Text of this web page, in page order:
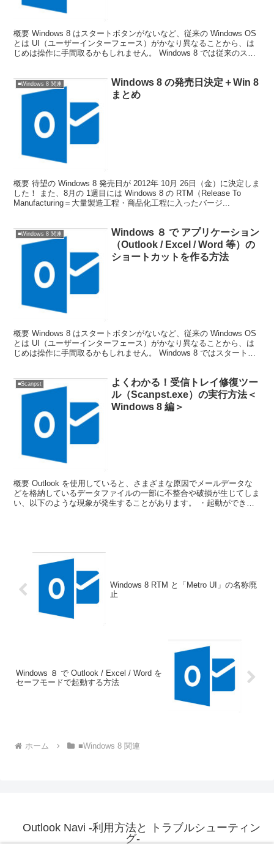
概要 Windows 8 はスタートボタンがないなど、従来の Windows OS
とは UI（ユーザーインターフェース）がかなり異なることから、は
じめは操作に手間取るかもしれません。 Windows 8 では従来のスタ
■Windows 8 関連
Windows 8 の発売日決定＋Win 8
まとめ
概要 待望の Windows 8 発売日が 2012年 10月 26日（金）に決定しま
した！ また、8月の 1週目には Windows 8 の RTM（Release To
Manufacturing＝大量製造工程・商品化工程に入ったバージ...
■Windows 8 関連
Windows ８ で アプリケーション
（Outlook / Excel / Word 等）の
ショートカットを作る方法
概要 Windows 8 はスタートボタンがないなど、従来の Windows OS
とは UI（ユーザーインターフェース）がかなり異なることから、は
じめは操作に手間取るかもしれません。 Windows 8 ではスタートメ
■Scanpst
よくわかる！受信トレイ修復ツー
ル（Scanpst.exe）の実行方法＜
Windows 8 編＞
概要 Outlook を使用していると、さまざまな原因でメールデータな
どを格納しているデータファイルの一部に不整合や破損が生じてしま
い、以下のような現象が発生することがあります。 ・起動ができな
Windows 8 RTM と「Metro UI」の名称廃
止
Windows ８ で Outlook / Excel / Word を
セーフモードで起動する方法
ホーム ■Windows 8 関連
Outlook Navi -利用方法と トラブルシューティン
グ-